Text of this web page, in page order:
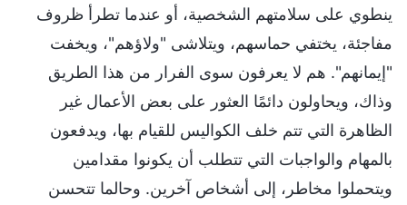
ينطوي على سلامتهم الشخصية، أو عندما تطرأ ظروف
مفاجئة، يختفي حماسهم، ويتلاشى "ولاؤهم"، ويخفت
"إيمانهم". هم لا يعرفون سوى الفرار من هذا الطريق
وذاك، ويحاولون دائمًا العثور على بعض الأعمال غير
الظاهرة التي تتم خلف الكواليس للقيام بها، ويدفعون
بالمهام والواجبات التي تتطلب أن يكونوا مقدامين
ويتحملوا مخاطر، إلى أشخاص آخرين. وحالما تتحسن